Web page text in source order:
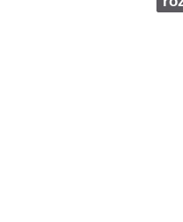
Makler Nieruchomości